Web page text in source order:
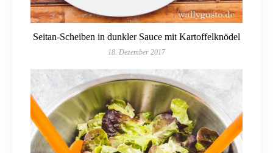
Seitan-Scheiben in dunkler Sauce mit Kartoffelknödel
18. Dezember 2017